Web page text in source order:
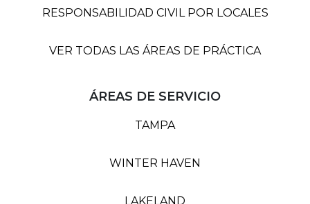
RESPONSABILIDAD CIVIL POR LOCALES
VER TODAS LAS ÁREAS DE PRÁCTICA
ÁREAS DE SERVICIO
TAMPA
WINTER HAVEN
LAKELAND